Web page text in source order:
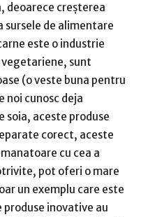
deoarece creșterea
sursele de alimentare
este o industrie
vegetariene, sunt
(o veste buna pentru
cunosc deja
soia, aceste produse
corect, aceste
cu cea a
pot oferi o mare
un exemplu care este
inovative au